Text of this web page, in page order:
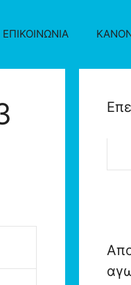
ΕΠΙΚΟΙΝΩΝΙΑ